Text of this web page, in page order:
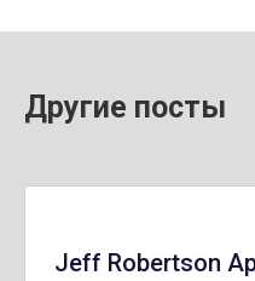
Другие посты
Jeff Robertson